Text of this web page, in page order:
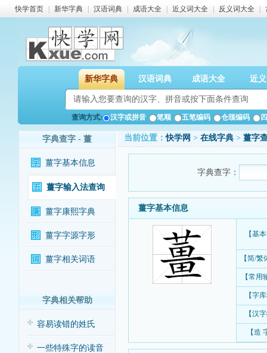
快学首页 新华字典 汉语词典 成语大全 近义词大全 反义词大全
新华字典 汉语词典 成语大全 近
查询方式: 汉字或拼音 笔顺 五笔编码 仓颉编码
字典查字 - 薑
薑字基本信息
薑字输入法查询
薑字康熙字典
薑字字源字形
薑字相关词语
字典相关帮助
容易读错的姓氏
一些特殊字的读音
当前位置：快学网 > 在线字典 > 薑字
字典查字：
薑字基本信息
【基
【简/
【常用
【字
【汉
【造